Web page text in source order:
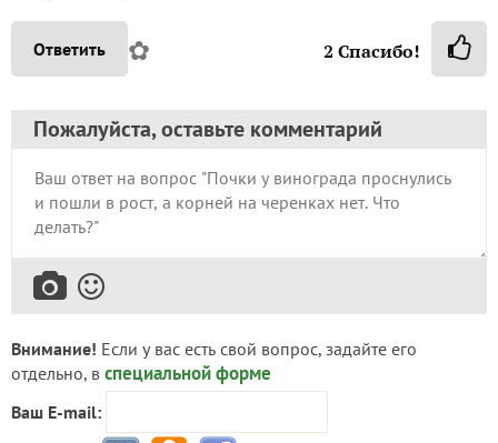
Ответить ✿ 2 Спасибо!
Пожалуйста, оставьте комментарий
Внимание! Если у вас есть свой вопрос, задайте его
отдельно, в специальной форме
Ваш E-mail: